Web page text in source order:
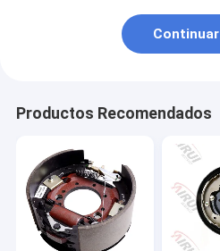
Continuar
Productos Recomendados